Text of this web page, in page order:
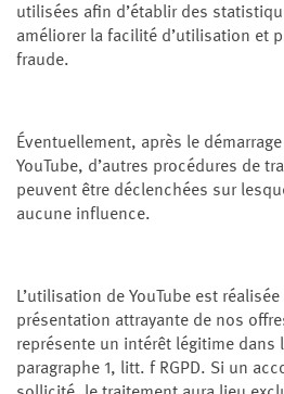
utilisées afin d’établir des
améliorer la facilité d’utilisation et
fraude.
Éventuellement, après le
YouTube, d’autres procédures de
peuvent être déclenchées sur
aucune influence.
L’utilisation de YouTube est
présentation attrayante de nos
représente un intérêt légitime dans
paragraphe 1, litt. f RGPD. Si un